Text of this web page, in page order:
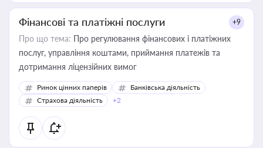
Фінансові та платіжні послуги +9
Про що тема: Про регулювання фінансових і платіжних
послуг, управління коштами, приймання платежів та
дотримання ліцензійних вимог
Ринок цінних паперів
Банківська діяльність
Страхова діяльність
+2